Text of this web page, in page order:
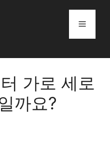
Menu
가로 세로
까요?